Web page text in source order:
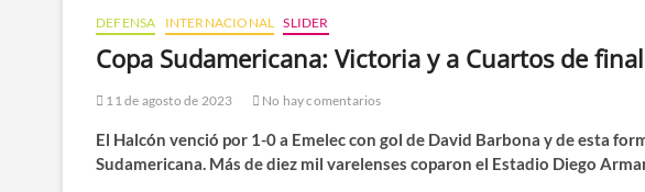
DEFENSA INTERNACIONAL SLIDER
Copa Sudamericana: Victoria y a Cuartos de final
11 de agosto de 2023 No hay comentarios
El Halcón venció por 1-0 a Emelec con gol de David Barbona y de esta
Sudamericana. Más de diez mil varelenses coparon el Estadio Diego